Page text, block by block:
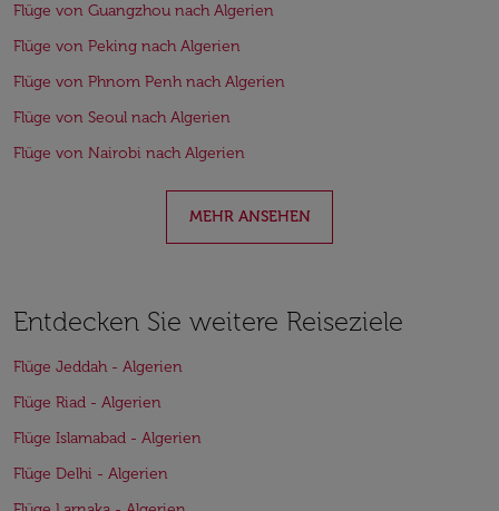
Flüge von Guangzhou nach Algerien
Flüge von Peking nach Algerien
Flüge von Phnom Penh nach Algerien
Flüge von Seoul nach Algerien
Flüge von Nairobi nach Algerien
MEHR ANSEHEN
Entdecken Sie weitere Reiseziele
Flüge Jeddah - Algerien
Flüge Riad - Algerien
Flüge Islamabad - Algerien
Flüge Delhi - Algerien